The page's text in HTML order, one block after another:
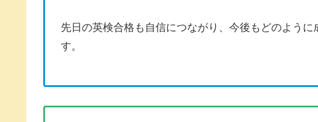
先日の英検合格も自信につながり、今後もどのよう
す。